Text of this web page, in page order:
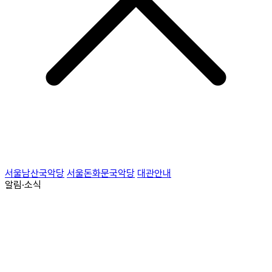
서울남산국악당 서울돈화문국악당 대관안내
알림·소식